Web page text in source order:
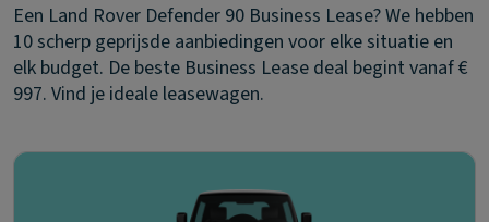
Een Land Rover Defender 90 Business Lease? We hebben
10 scherp geprijsde aanbiedingen voor elke situatie en
elk budget. De beste Business Lease deal begint vanaf €
997. Vind je ideale leasewagen.